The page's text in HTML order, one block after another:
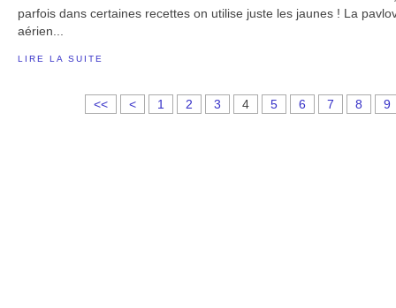
parfois dans certaines recettes on utilise juste les jaunes ! La
aérien...
LIRE LA SUITE
<< < 1 2 3 4 5 6 7 8 9